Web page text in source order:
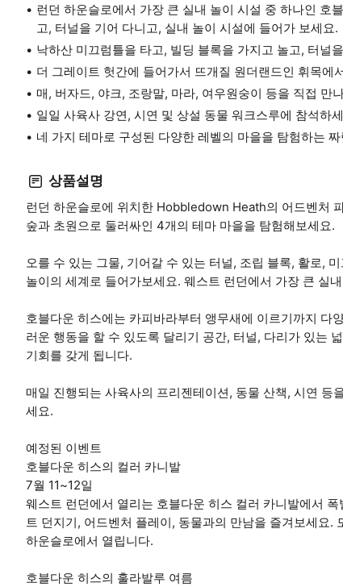
런던 하운슬로에서 가장 큰 실내 놀이 시설 중 하나인 호
고, 터널을 기어 다니고, 실내 놀이 시설에 들어가 보세요.
낙하산 미끄럼틀을 타고, 빌딩 블록을 가지고 놀고, 터널
더 그레이트 헛간에 들어가서 뜨개질 원더랜드인 휘목에
매, 버자드, 야크, 조랑말, 마라, 여우원숭이 등을 직접 만
일일 사육사 강연, 시연 및 상설 동물 워크스루에 참석하
네 가지 테마로 구성된 다양한 레벨의 마을을 탐험하는
상품설명
런던 하운슬로에 위치한 Hobbledown Heath의 어드벤처
숲과 초원으로 둘러싸인 4개의 테마 마을을 탐험해보세요.
오를 수 있는 그물, 기어갈 수 있는 터널, 조립 블록, 활로,
놀이의 세계로 들어가보세요. 웨스트 런던에서 가장 큰 실
호블다운 히스에는 카피바라부터 앵무새에 이르기까지 다
러운 행동을 할 수 있도록 달리기 공간, 터널, 다리가 있는
기회를 갖게 됩니다.
매일 진행되는 사육사의 프리젠테이션, 동물 산책, 시연 등
세요.
예정된 이벤트
호블다운 히스의 컬러 카니발
7월 11~12일
웨스트 런던에서 열리는 호블다운 히스 컬러 카니발에서
트 던지기, 어드벤처 플레이, 동물과의 만남을 즐겨보세요
하운슬로에서 열립니다.
호블다운 히스의 훌라발루 여름